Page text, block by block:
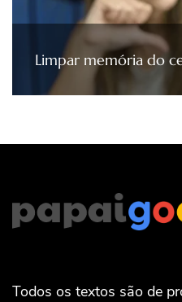
Limpar memória do
Todos os textos são de